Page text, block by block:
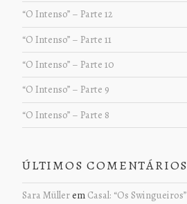
“O Intenso” – Parte 12
“O Intenso” – Parte 11
“O Intenso” – Parte 10
“O Intenso” – Parte 9
“O Intenso” – Parte 8
ÚLTIMOS COMENTÁRIOS
Sara Müllerem Casal: “Os Swingueiros”